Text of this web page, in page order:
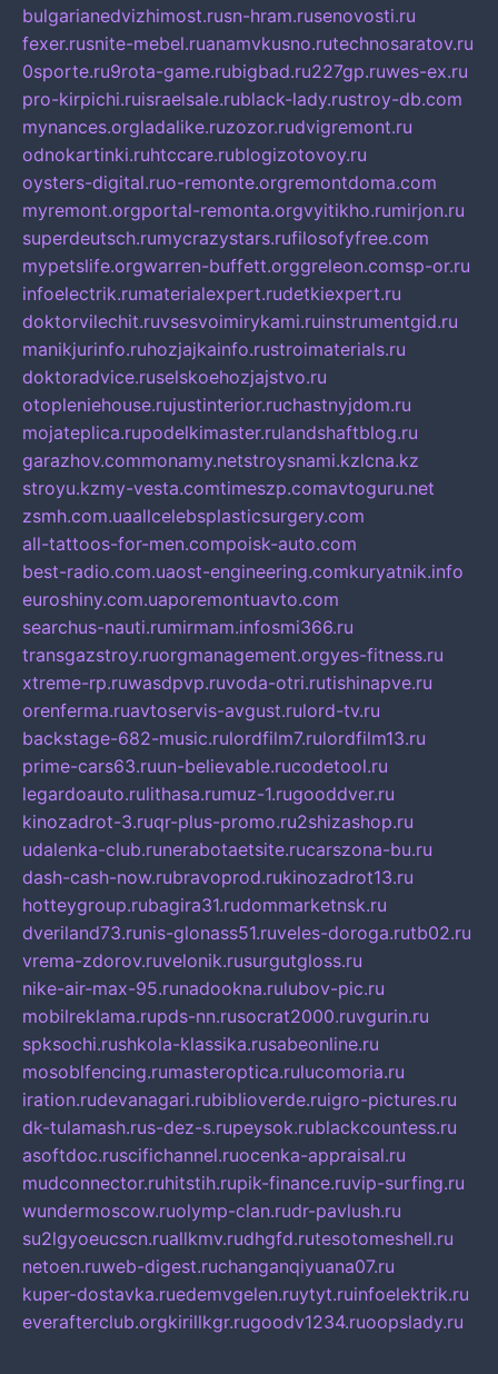
bulgarianedvizhimost.rusn-hram.rusenovosti.ru
fexer.rusnite-mebel.ruanamvkusno.rutechnosaratov.ru
0sporte.ru9rota-game.rubigbad.ru227gp.ruwes-ex.ru
pro-kirpichi.ruisraelsale.rublack-lady.rustroy-db.com
mynances.orgladalike.ruzozor.rudvigremont.ru
odnokartinki.ruhtccare.rublogizotovoy.ru
oysters-digital.ruo-remonte.orgremontdoma.com
myremont.orgportal-remonta.orgvyitikho.rumirjon.ru
superdeutsch.rumycrazystars.rufilosofyfree.com
mypetslife.orgwarren-buffett.orggreleon.comsp-or.ru
infoelectrik.rumaterialexpert.rudetkiexpert.ru
doktorvilechit.ruvsesvoimirykami.ruinstrumentgid.ru
manikjurinfo.ruhozjajkainfo.rustroimaterials.ru
doktoradvice.ruselskoehozjajstvo.ru
otopleniehouse.rujustinterior.ruchastnyjdom.ru
mojateplica.rupodelkimaster.rulandshaftblog.ru
garazhov.commonamy.netstroysnami.kzlcna.kz
stroyu.kzmy-vesta.comtimeszp.comavtoguru.net
zsmh.com.uaallcelebsplasticsurgery.com
all-tattoos-for-men.compoisk-auto.com
best-radio.com.uaost-engineering.comkuryatnik.info
euroshiny.com.uaporemontuavto.com
searchus-nauti.rumirmam.infosmi366.ru
transgazstroy.ruorgmanagement.orgyes-fitness.ru
xtreme-rp.ruwasdpvp.ruvoda-otri.rutishinapve.ru
orenferma.ruavtoservis-avgust.rulord-tv.ru
backstage-682-music.rulordfilm7.rulordfilm13.ru
prime-cars63.ruun-believable.rucodetool.ru
legardoauto.rulithasa.rumuz-1.rugooddver.ru
kinozadrot-3.ruqr-plus-promo.ru2shizashop.ru
udalenka-club.runerabotaetsite.rucarszona-bu.ru
dash-cash-now.rubravoprod.rukinozadrot13.ru
hotteygroup.rubagira31.rudommarketnsk.ru
dveriland73.runis-glonass51.ruveles-doroga.rutb02.ru
vrema-zdorov.ruvelonik.rusurgutgloss.ru
nike-air-max-95.runadookna.rulubov-pic.ru
mobilreklama.rupds-nn.rusocrat2000.ruvgurin.ru
spksochi.rushkola-klassika.rusabeonline.ru
mosoblfencing.rumasteroptica.rulucomoria.ru
iration.rudevanagari.rubiblioverde.ruigro-pictures.ru
dk-tulamash.rus-dez-s.rupeysok.rublackcountess.ru
asoftdoc.ruscifichannel.ruocenka-appraisal.ru
mudconnector.ruhitstih.rupik-finance.ruvip-surfing.ru
wundermoscow.ruolymp-clan.rudr-pavlush.ru
su2lgyoeucscn.ruallkmv.rudhgfd.rutesotomeshell.ru
netoen.ruweb-digest.ruchanganqiyuana07.ru
kuper-dostavka.ruedemvgelen.ruytyt.ruinfoelektrik.ru
everafterclub.orgkirillkgr.rugoodv1234.ruoopslady.ru